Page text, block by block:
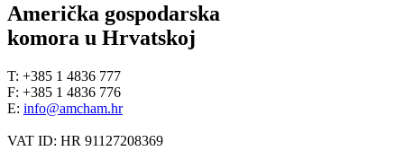
Američka gospodarska
komora u Hrvatskoj
T: +385 1 4836 777
F: +385 1 4836 776
E: info@amcham.hr
VAT ID: HR 91127208369